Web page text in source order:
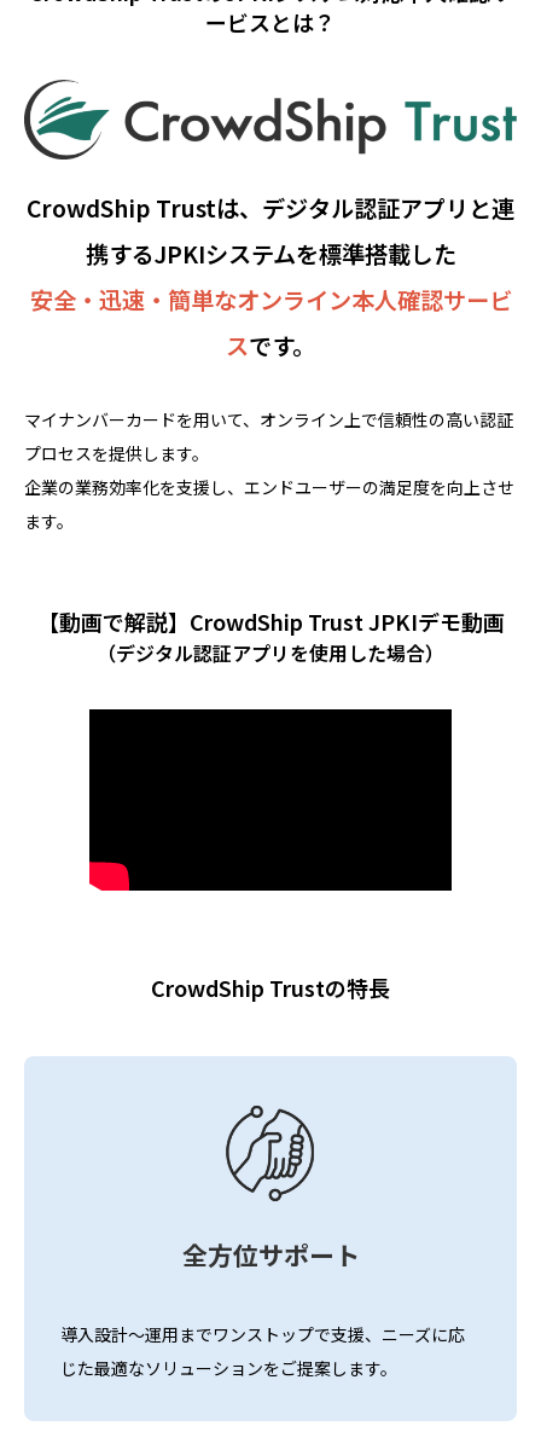
ービスとは？
CrowdShip Trustは、デジタル認証アプリと連
携するJPKIシステムを標準搭載した
安全・迅速・簡単なオンライン本人確認サービ
スです。
マイナンバーカードを用いて、オンライン上で信頼性の高い認証
プロセスを提供します。
企業の業務効率化を支援し、エンドユーザーの満足度を向上させ
ます。
【動画で解説】CrowdShip Trust JPKIデモ動画
（デジタル認証アプリを使用した場合）
CrowdShip Trustの特長
全方位サポート
導入設計〜運用までワンストップで支援、ニーズに応
じた最適なソリューションをご提案します。